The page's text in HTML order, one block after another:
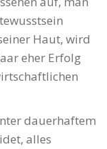
Haut, wird
eher Erfolg
dauerhaftem
alles